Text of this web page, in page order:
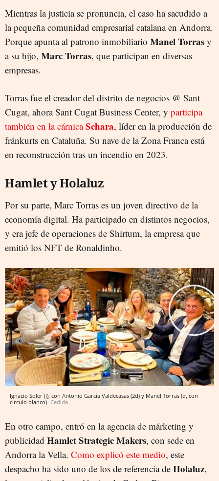
Mientras la justicia se pronuncia, el caso ha sacudido a
la pequeña comunidad empresarial catalana en Andorra.
Porque apunta al patrono inmobiliario Manel Torras y
a su hijo, Marc Torras, que participan en diversas
empresas.
Torras fue el creador del distrito de negocios @ Sant
Cugat, ahora Sant Cugat Business Center, y participa
también en la cárnicaSchara, líder en la producción de
fránkurts en Cataluña. Su nave de la Zona Franca está
en reconstrucción tras un incendio en 2023.
Hamlet y Holaluz
Por su parte, Marc Torras es un joven directivo de la
economía digital. Ha participado en distintos negocios,
y era jefe de operaciones de Shirtum, la empresa que
emitió los NFT de Ronaldinho.
Ignacio Soler (i), con Antonio García Valdecasas (2d) y Manel Torras (d, con
círculo blanco) Cedida
En otro campo, entró en la agencia de márketing y
publicidad Hamlet Strategic Makers, con sede en
Andorra la Vella. Como explicó este medio, este
despacho ha sido uno de los de referencia de Holaluz,